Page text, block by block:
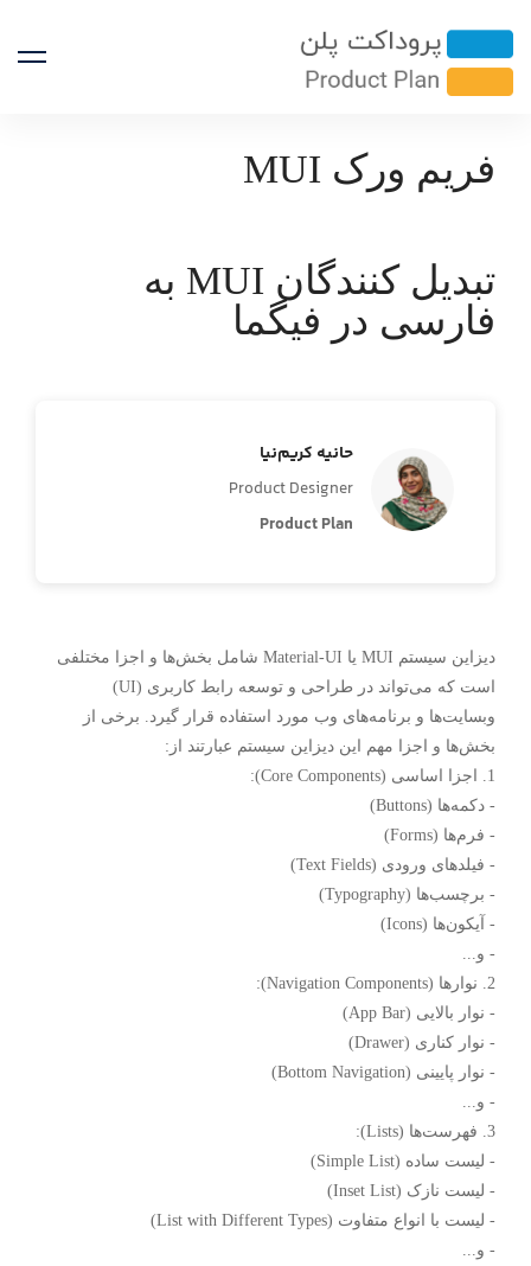
فریم ورک MUI
تبدیل کنندگان MUI به
فارسی در فیگما
حانیه کریم‌نیا
Product Designer
Product Plan
دیزاین سیستم MUI یا Material-UI شامل بخش‌ها و اجزا مختلفی
است که می‌تواند در طراحی و توسعه رابط کاربری (UI)
وبسایت‌ها و برنامه‌های وب مورد استفاده قرار گیرد. برخی از
بخش‌ها و اجزا مهم این دیزاین سیستم عبارتند از:
1. اجزا اساسی (Core Components):
- دکمه‌ها (Buttons)
- فرم‌ها (Forms)
- فیلدهای ورودی (Text Fields)
- برچسب‌ها (Typography)
- آیکون‌ها (Icons)
- و...
2. نوارها (Navigation Components):
- نوار بالایی (App Bar)
- نوار کناری (Drawer)
- نوار پایینی (Bottom Navigation)
- و...
3. فهرست‌ها (Lists):
- لیست ساده (Simple List)
- لیست نازک (Inset List)
- لیست با انواع متفاوت (List with Different Types)
- و...